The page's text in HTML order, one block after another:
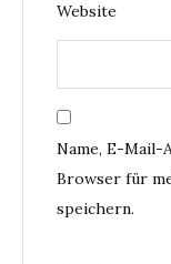
Website
Name, E-Mail-
Browser für
speichern.